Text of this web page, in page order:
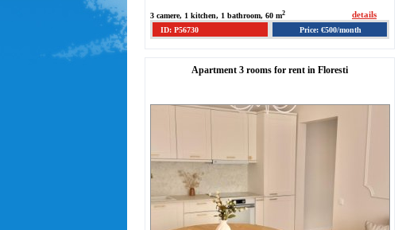
3 camere, 1 kitchen, 1 bathroom, 60 m2 details
ID: P56730 Price: €500/month
Apartment 3 rooms for rent in Floresti